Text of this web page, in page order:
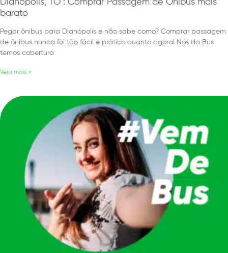
Dianópolis, TO : Comprar Passagem de Ônibus mais
barato
Pegar ônibus para Dianópolis e não sabe como? Comprar passagem
de ônibus nunca foi tão fácil e prático quanto agora! Nós da Bus
temos cobertura
Veja mais »